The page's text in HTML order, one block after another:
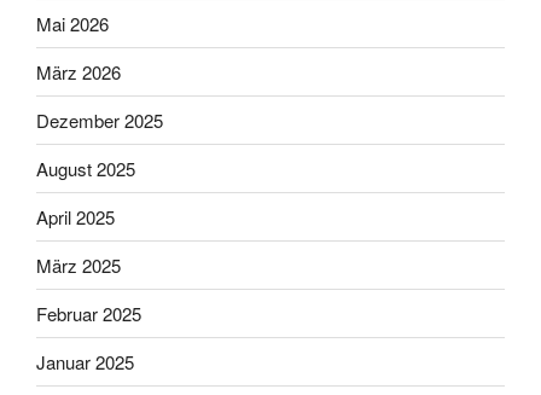
Mai 2026
März 2026
Dezember 2025
August 2025
April 2025
März 2025
Februar 2025
Januar 2025